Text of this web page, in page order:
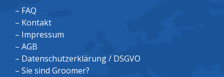
– FAQ
– Kontakt
– Impressum
– AGB
– Datenschutzerklärung / DSGVO
– Sie sind Groomer?